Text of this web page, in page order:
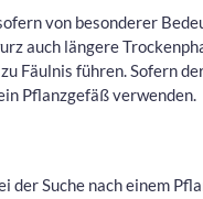
von besonderer
auch längere
Fäulnis führen. Sofern
Pflanzgefäß verwenden.
der Suche nach einem